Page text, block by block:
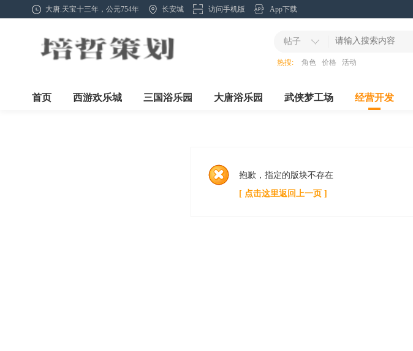
大唐.天宝十三年，公元754年 长安城 访问手机版 App下载
帖子
热搜: 角色 价格 活动
首页 西游欢乐城 三国浴乐园 大唐浴乐园 武侠梦工场 经营开发
抱歉，指定的版块不存在
[ 点击这里返回上一页 ]